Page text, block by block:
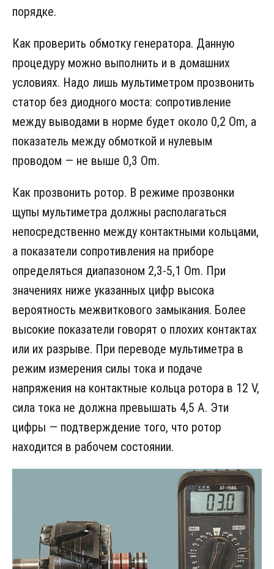
порядке.
Как проверить обмотку генератора. Данную
процедуру можно выполнить и в домашних
условиях. Надо лишь мультиметром прозвонить
статор без диодного моста: сопротивление
между выводами в норме будет около 0,2 Оm, а
показатель между обмоткой и нулевым
проводом — не выше 0,3 Оm.
Как прозвонить ротор. В режиме прозвонки
щупы мультиметра должны располагаться
непосредственно между контактными кольцами,
а показатели сопротивления на приборе
определяться диапазоном 2,3-5,1 Оm. При
значениях ниже указанных цифр высока
вероятность межвиткового замыкания. Более
высокие показатели говорят о плохих контактах
или их разрыве. При переводе мультиметра в
режим измерения силы тока и подаче
напряжения на контактные кольца ротора в 12 V,
сила тока не должна превышать 4,5 А. Эти
цифры — подтверждение того, что ротор
находится в рабочем состоянии.